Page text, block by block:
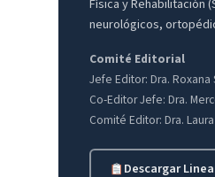
Física y Rehabilitación
neurológicos,
Comité Editorial
Jefe Editor: Dra. Roxana
Co-Editor Jefe: Dra.
Comité Editor: Dra.
Descargar